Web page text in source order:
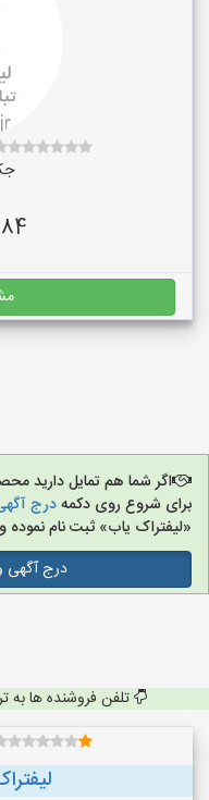
اگر شما هم تمایل دارید
برای شروع روی دکمهدرج
«لیفتراک یاب» ثبت نام
درج آگهی
تلفن فروشنده ها به